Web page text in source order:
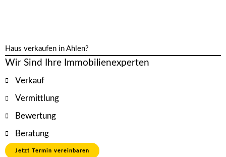
Haus verkaufen in Ahlen?
Wir Sind Ihre Immobilienexperten
Verkauf
Vermittlung
Bewertung
Beratung
Jetzt Termin vereinbaren